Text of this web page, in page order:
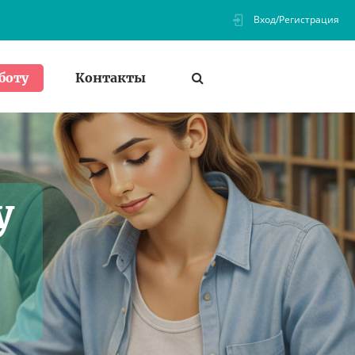
Вход/Регистрация
Контакты